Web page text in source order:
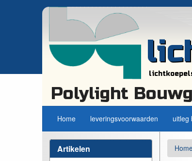
Polylight
Home leveringsvoorwaarden uitleg
Artikelen